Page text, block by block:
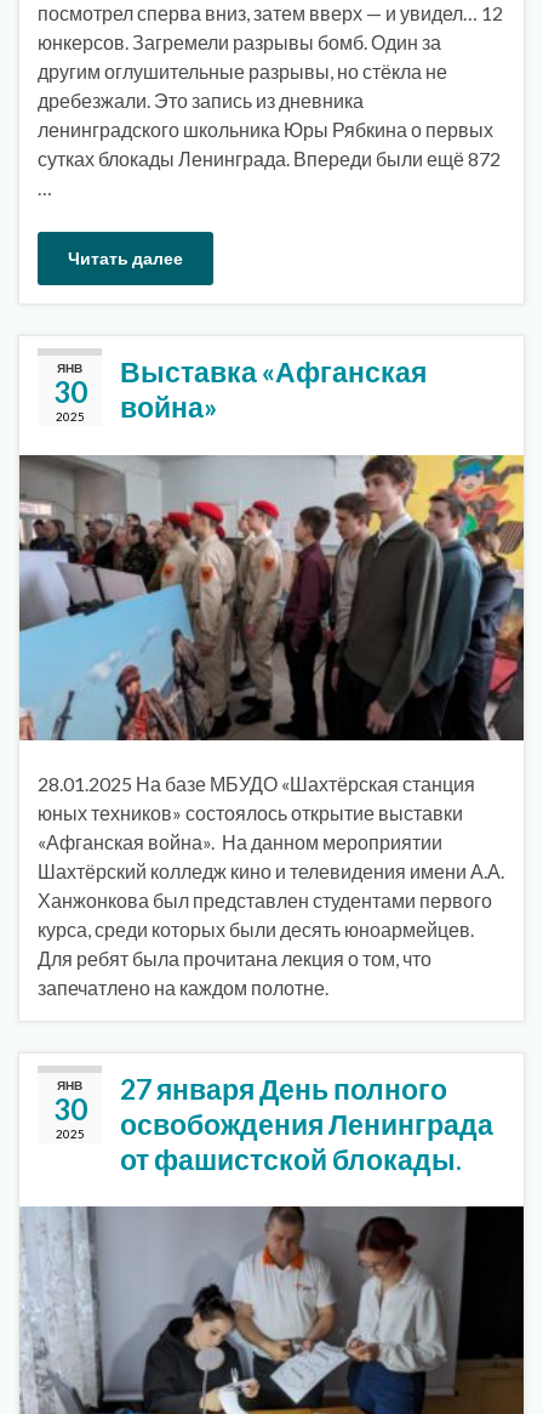
посмотрел сперва вниз, затем вверх — и увидел… 12
юнкер­сов. Загремели разрывы бомб. Один за
другим оглушительные разрывы, но стёкла не
дребезжали. Это запись из дневника
ленинградского школьника Юры Рябкина о первых
сутках блокады Ленинграда. Впереди были ещё 872
…
Читать далее
ЯНВ
30
2025
Выставка «Афганская
война»
28.01.2025 На базе МБУДО «Шахтёрская станция
юных техников» состоялось открытие выставки
«Афганская война». На данном мероприятии
Шахтёрский колледж кино и телевидения имени А.А.
Ханжонкова был представлен студентами первого
курса, среди которых были десять юноармейцев.
Для ребят была прочитана лекция о том, что
запечатлено на каждом полотне.
ЯНВ
30
2025
27 января День полного
освобождения Ленинграда
от фашистской блокады.